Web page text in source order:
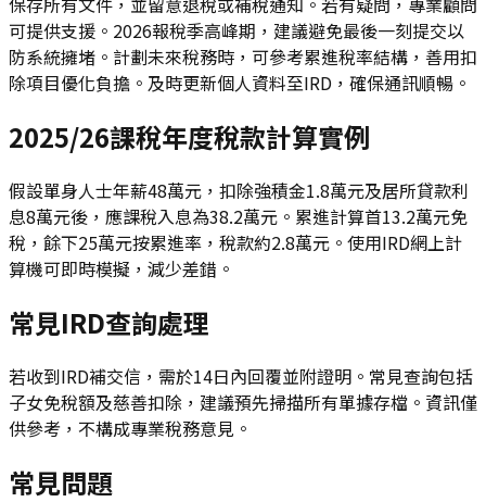
可提供支援。2026報稅季高峰期，建議避免最後一刻提交以
防系統擁堵。計劃未來稅務時，可參考累進稅率結構，善用扣
除項目優化負擔。及時更新個人資料至IRD，確保通訊順暢。
2025/26課稅年度稅款計算實例
假設單身人士年薪48萬元，扣除強積金1.8萬元及居所貸款利
息8萬元後，應課稅入息為38.2萬元。累進計算首13.2萬元免
稅，餘下25萬元按累進率，稅款約2.8萬元。使用IRD網上計
算機可即時模擬，減少差錯。
常見IRD查詢處理
若收到IRD補交信，需於14日內回覆並附證明。常見查詢包括
子女免稅額及慈善扣除，建議預先掃描所有單據存檔。資訊僅
供參考，不構成專業稅務意見。
常見問題